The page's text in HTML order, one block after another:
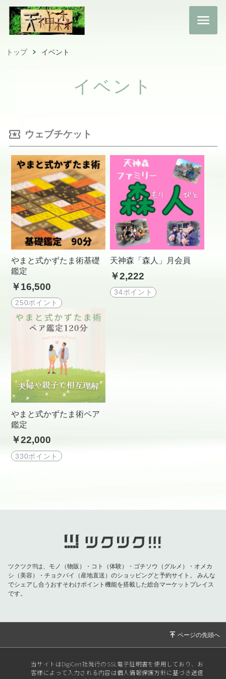
トップ イベント
イベント
ウェブチケット
やまと式かずたま術基礎
鑑定
￥16,500
250ポイント
天神森「森人」月会員
￥2,222
34ポイント
やまと式かずたま術ペア
鑑定
￥22,000
330ポイント
ツクツク!!!は、モノ（物販）・コト（体験）・ゴチソウ（グルメ）・オメカ
シ（美容）・チョクバイ（産地直送）のショッピングと予約サイト。
みんな
でシェアし合うおすそわけポイント機能を搭載した総合マーケットプレイス
です。
当サイトはDigiCert社発行のSSL電子証明書を使用しており、お
客様によって入力される内容は個人情報保護方針に基づき送信